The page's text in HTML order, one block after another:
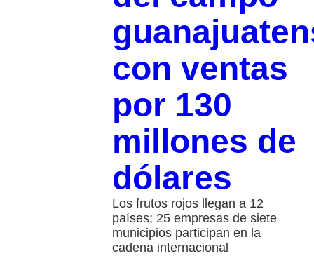
con ventas
por 130
millones de
dólares
Los frutos rojos llegan a 12
países; 25 empresas de siete
municipios participan en la
cadena internacional